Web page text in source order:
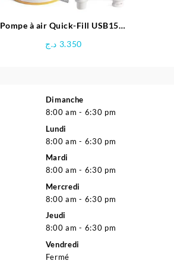
Pompe à air Quick-Fill USB150-
3.350 د.ج
Dimanche
8:00 am - 6:30 pm
Lundi
8:00 am - 6:30 pm
Mardi
8:00 am - 6:30 pm
Mercredi
8:00 am - 6:30 pm
Jeudi
8:00 am - 6:30 pm
Vendredi
Fermé